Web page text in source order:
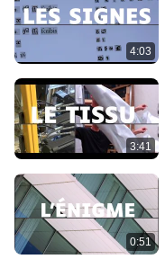
4:03
3:41
0:51